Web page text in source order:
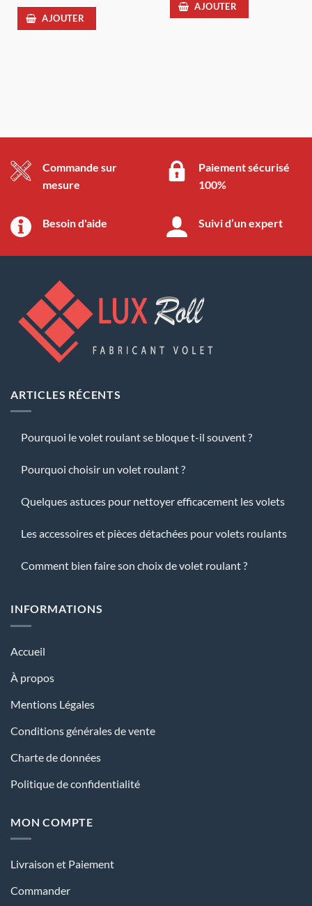
AJOUTER
AJOUTER
Commande sur
mesure
Paiement sécurisé
100%
Besoin d'aide Suivi d’un expert
ARTICLES RÉCENTS
Pourquoi le volet roulant se bloque t-il souvent ?
Pourquoi choisir un volet roulant ?
Quelques astuces pour nettoyer efficacement les volets
Les accessoires et pièces détachées pour volets roulants
Comment bien faire son choix de volet roulant ?
INFORMATIONS
Accueil
À propos
Mentions Légales
Conditions générales de vente
Charte de données
Politique de confidentialité
MON COMPTE
Livraison et Paiement
Commander